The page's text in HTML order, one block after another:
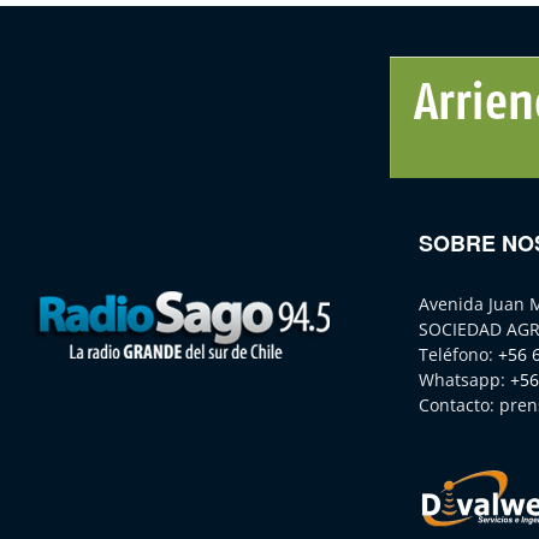
SOBRE
Avenida Juan
SOCIEDAD
Teléfono: +56
Whatsapp:
Contacto: